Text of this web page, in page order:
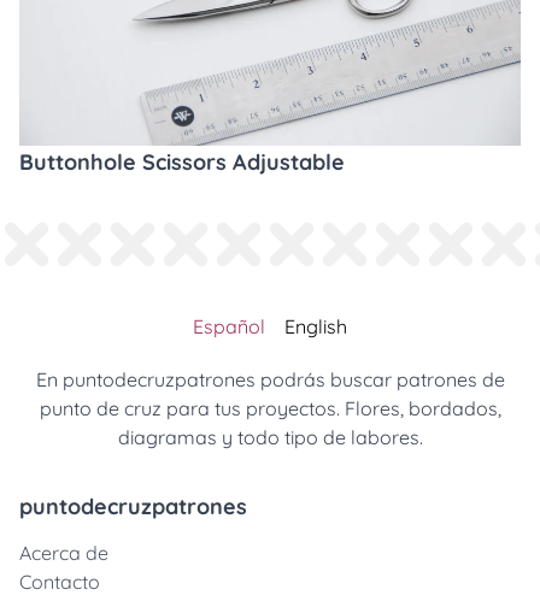
Buttonhole Scissors Adjustable
Español English
En puntodecruzpatrones podrás buscar patrones de
punto de cruz para tus proyectos. Flores, bordados,
diagramas y todo tipo de labores.
puntodecruzpatrones
Acerca de
Contacto